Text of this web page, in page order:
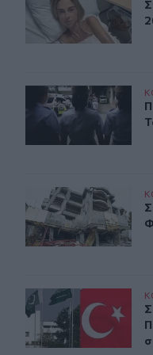
Πυρά σε λύκειο στην
Σεισμός 5,8 βαθμών
Σαουδική Αραβία,